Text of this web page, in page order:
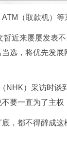
（取款机）等
近来屡屡发表不
选，将优先发
）采访时谈
要一直为了主权
，都不得醉成这